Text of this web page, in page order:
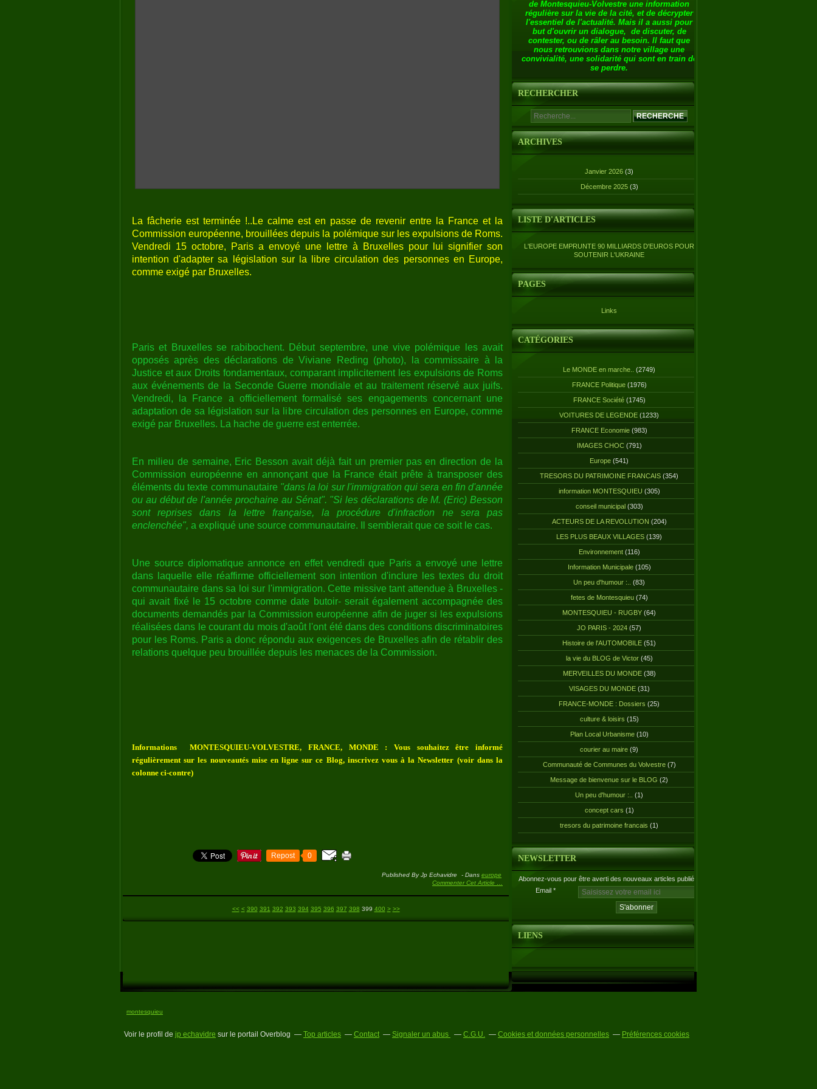
La fâcherie est terminée !..Le calme est en passe de revenir entre la France et la
Commission européenne, brouillées depuis la polémique sur les expulsions de Roms.
Vendredi 15 octobre, Paris a envoyé une lettre à Bruxelles pour lui signifier son
intention d'adapter sa législation sur la libre circulation des personnes en Europe,
comme exigé par Bruxelles.
Paris et Bruxelles se rabibochent. Début septembre, une vive polémique les avait
opposés après des déclarations de Viviane Reding (photo), la commissaire à la
Justice et aux Droits fondamentaux, comparant implicitement les expulsions de Roms
aux événements de la Seconde Guerre mondiale et au traitement réservé aux juifs.
Vendredi, la France a officiellement formalisé ses engagements concernant une
adaptation de sa législation sur la libre circulation des personnes en Europe, comme
exigé par Bruxelles. La hache de guerre est enterrée.
En milieu de semaine, Eric Besson avait déjà fait un premier pas en direction de la
Commission européenne en annonçant que la France était prête à transposer des
éléments du texte communautaire "dans la loi sur l'immigration qui sera en fin d'année
ou au début de l'année prochaine au Sénat". "Si les déclarations de M. (Eric) Besson
sont reprises dans la lettre française, la procédure d'infraction ne sera pas
enclenchée", a expliqué une source communautaire. Il semblerait que ce soit le cas.
Une source diplomatique annonce en effet vendredi que Paris a envoyé une lettre
dans laquelle elle réaffirme officiellement son intention d'inclure les textes du droit
communautaire dans sa loi sur l'immigration. Cette missive tant attendue à Bruxelles -
qui avait fixé le 15 octobre comme date butoir- serait également accompagnée des
documents demandés par la Commission européenne afin de juger si les expulsions
réalisées dans le courant du mois d'août l'ont été dans des conditions discriminatoires
pour les Roms. Paris a donc répondu aux exigences de Bruxelles afin de rétablir des
relations quelque peu brouillée depuis les menaces de la Commission.
Informations MONTESQUIEU-VOLVESTRE, FRANCE, MONDE : Vous souhaitez être informé
régulièrement sur les nouveautés mise en ligne sur ce Blog, inscrivez vous à la Newsletter (voir dans la
colonne ci-contre)
Repost 0
Published By Jp Echavidre - Dans europe
Commenter Cet Article
<< < 300
310
320
330
340
350
360
370
380
390 391 392 393 394 395 396 397 398 399 400 500
> >>
de Montesquieu-Volvestre une information
régulière sur la vie de la cité, et de décrypter
l'essentiel de l'actualité. Mais il a aussi pour
but d'ouvrir un dialogue, de discuter, de
contester, ou de râler au besoin. Il faut que
nous retrouvions dans notre village une
convivialité, une solidarité qui sont en train de
se perdre.
RECHERCHER
ARCHIVES
Janvier 2026 (3)
Décembre 2025 (3)
LISTE D'ARTICLES
L'EUROPE EMPRUNTE 90 MILLIARDS D'EUROS POUR
SOUTENIR L'UKRAINE
PAGES
Links
CATÉGORIES
Le MONDE en marche.. (2749)
FRANCE Politique(1976)
FRANCE Société(1745)
VOITURES DE LEGENDE (1233)
FRANCE Economie(983)
IMAGES CHOC(791)
Europe (541)
TRESORS DU PATRIMOINE FRANCAIS (354)
information MONTESQUIEU (305)
conseil municipal(303)
ACTEURS DE LA REVOLUTION (204)
LES PLUS BEAUX VILLAGES (139)
Environnement(116)
Information Municipale(105)
Un peu d'humour :.. (83)
fetes de Montesquieu(74)
MONTESQUIEU - RUGBY (64)
JO PARIS - 2024 (57)
Histoire de l'AUTOMOBILE (51)
la vie du BLOG de Victor(45)
MERVEILLES DU MONDE(38)
VISAGES DU MONDE(31)
FRANCE-MONDE : Dossiers (25)
culture & loisirs (15)
Plan Local Urbanisme(10)
courier au maire (9)
Communauté de Communes du Volvestre(7)
Message de bienvenue sur le BLOG (2)
Un peu d'humour :.. (1)
concept cars (1)
tresors du patrimoine francais (1)
NEWSLETTER
Abonnez-vous pour être averti des nouveaux articles publiés.
Email
LIENS
montesquieu
Voir le profil de jp echavidre sur le portail Overblog Top articles Contact Signaler un abus C.G.U. Cookies et données personnelles Préférences cookies